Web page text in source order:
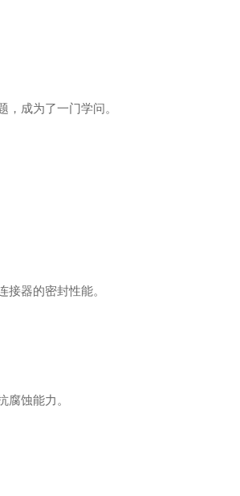
成为了一门学问。
器的密封性能。
蚀能力。